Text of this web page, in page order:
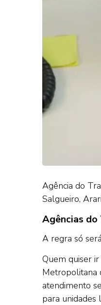
Agência do
Salgueiro,
Agências
A regra só
Quem quiser
Metropolitana
atendimento
para unidades